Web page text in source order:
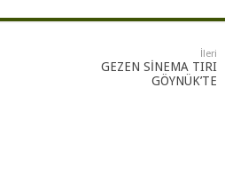
İleri
GEZEN SİNEMA TIRI
GÖYNÜK’TE